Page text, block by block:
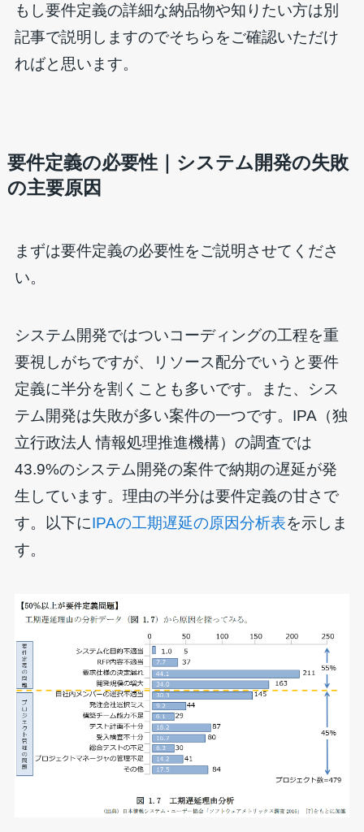
もし要件定義の詳細な納品物や知りたい方は別
記事で説明しますのでそちらをご確認いただけ
ればと思います。
要件定義の必要性｜システム開発の失敗
の主要原因
まずは要件定義の必要性をご説明させてくださ
い。
システム開発ではついコーディングの工程を重
要視しがちですが、リソース配分でいうと要件
定義に半分を割くことも多いです。また、シス
テム開発は失敗が多い案件の一つです。IPA（独
立行政法人 情報処理推進機構）の調査では
43.9%のシステム開発の案件で納期の遅延が発
生しています。理由の半分は要件定義の甘さで
す。以下にIPAの工期遅延の原因分析表を示しま
す。